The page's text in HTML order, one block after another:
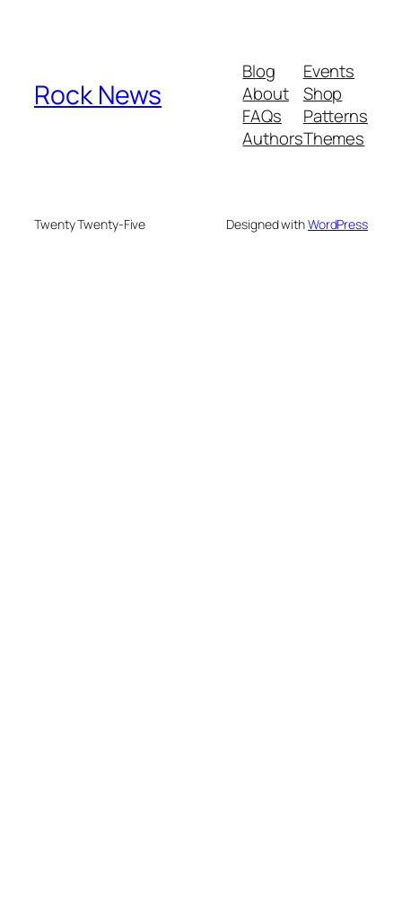
Rock News
Blog
About
FAQs
Authors
Events
Shop
Patterns
Themes
Twenty Twenty-Five Designed withWordPress